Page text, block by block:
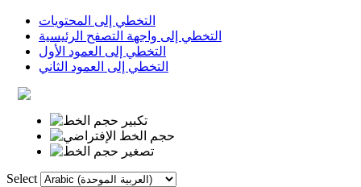
التخطي إلى المحتويات
التخطي إلى واجهة التصفح الرئيسية
التخطي إلى العمود الأول
التخطي إلى العمود الثاني
Select